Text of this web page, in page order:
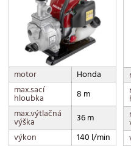
motor
Honda
max.sací
hloubka
8 m
max.výtlačná
výška
36 m
výkon
140 l/min